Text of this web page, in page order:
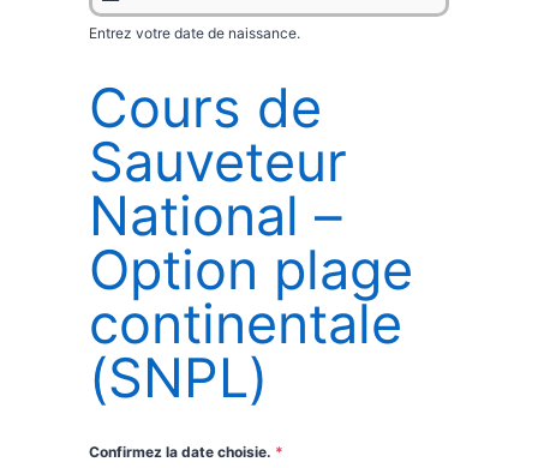
Entrez votre date de naissance.
Cours de
Sauveteur
National –
Option plage
continentale
(SNPL)
Confirmez la date choisie. *